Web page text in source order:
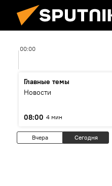
00:00
Главные темы
Новости
08:00 4 мин
Вчера Сегодня